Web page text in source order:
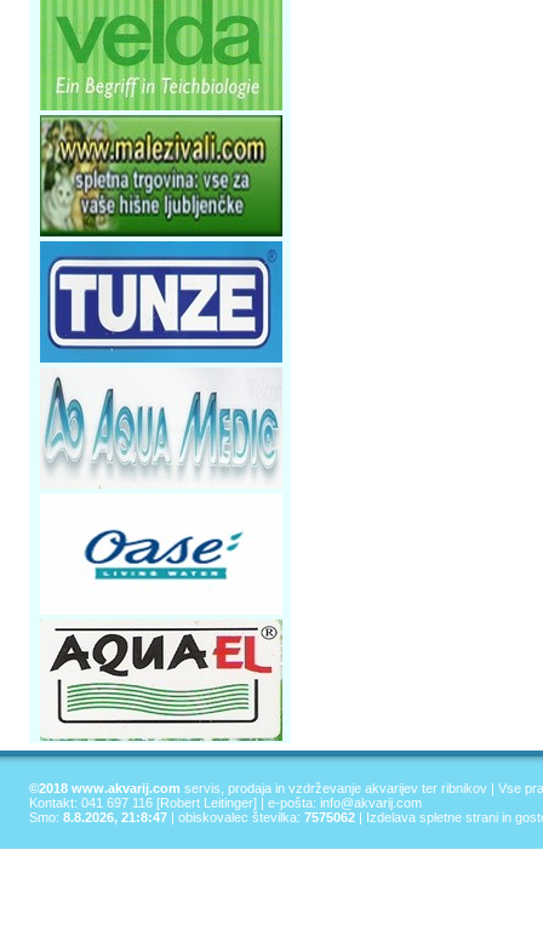
©2018 www.akvarij.com servis, prodaja in vzdrževanje akvarijev ter ribnikov | Vse
Kontakt: 041 697 116 [Robert Leitinger] | e-pošta: info@akvarij.com
Smo: 8.8.2026, 21:8:47 | obiskovalec številka: 7575062 | Izdelava spletne strani in